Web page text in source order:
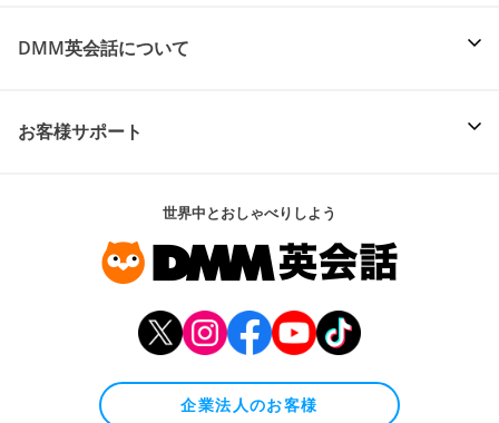
DMM英会話について
お客様サポート
世界中とおしゃべりしよう
企業法人のお客様